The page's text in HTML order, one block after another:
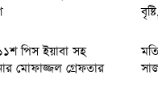
পিস ইয়াবা সহ
মোফাজ্জল গ্রেফতার